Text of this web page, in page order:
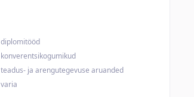
diplomitööd
konverentsikogumikud
teadus- ja arengutegevuse aruanded
varia